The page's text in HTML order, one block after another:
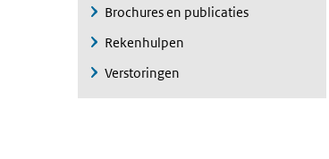
Brochures en publicaties
Rekenhulpen
Verstoringen